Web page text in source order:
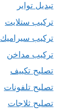
تبديل تواير
تركيب ستلايت
تركيب سيراميك
تركيب مداخن
تصليح تكييف
تصليح تلفونات
تصليح ثلاجات